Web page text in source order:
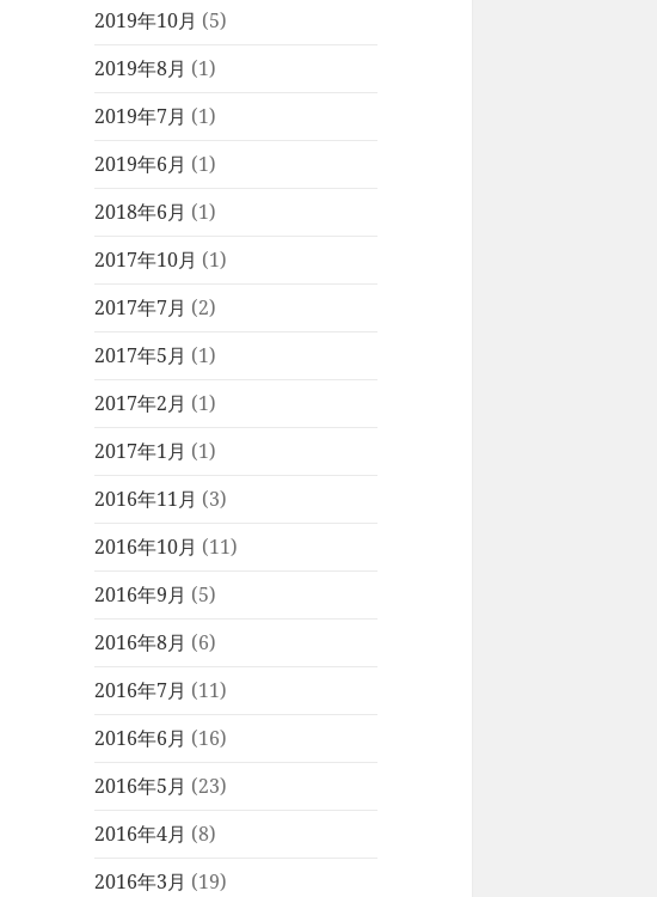
2019年10月 (5)
2019年8月 (1)
2019年7月 (1)
2019年6月 (1)
2018年6月 (1)
2017年10月 (1)
2017年7月 (2)
2017年5月 (1)
2017年2月 (1)
2017年1月 (1)
2016年11月 (3)
2016年10月 (11)
2016年9月 (5)
2016年8月 (6)
2016年7月 (11)
2016年6月 (16)
2016年5月 (23)
2016年4月 (8)
2016年3月 (19)